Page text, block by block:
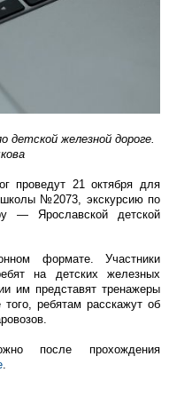
детской железной дороге.
проведут 21 октября для
школы №2073, экскурсию по
— Ярославской детской
формате. Участники
на детских железных
им представят тренажеры
ребятам расскажут об
после прохождения
.